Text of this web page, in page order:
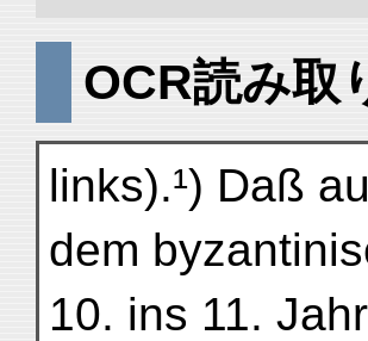
OCR読み取
links).¹) Daß
dem
10. ins 11.